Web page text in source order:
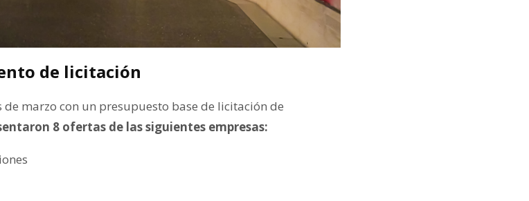
de licitación
marzo con un presupuesto base de licitación de
8 ofertas de las siguientes empresas: